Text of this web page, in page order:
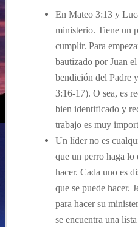
En Mateo 3:13 y
ministerio. Tiene un
cumplir. Para
bautizado por Juan
bendición del Padre
3:16-17). O sea, es
bien identificado y
trabajo es muy
Un líder no es
que un perro haga lo
hacer. Cada uno es
que se puede hacer.
para hacer su
se encuentra una